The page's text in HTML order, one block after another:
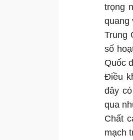
trọng
quang
Trung
số
Quốc
Điều
đây
qua
Chất
mạch